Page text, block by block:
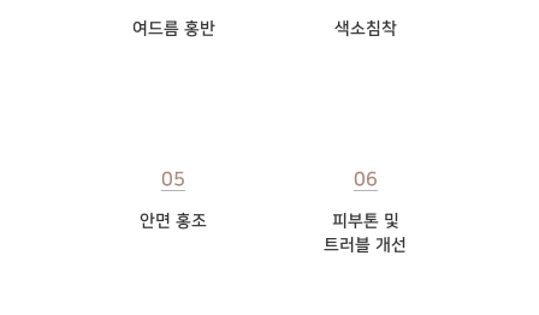
여드름 홍반 색소침착
05
안면 홍조
06
피부톤 및
트러블 개선